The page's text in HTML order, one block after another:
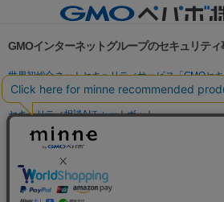
GMOインターネットグループのセキュリテ
世界初総合ネットセキュリティサービス「GMOセキ
パスワード漏洩診断
Webサイトリスク診断
セキュリティ相談AIチャットボット
実在証明・盗聴対策
サイバー攻撃対策（GMO Flatt Security）
セキュリティ事業の軌跡